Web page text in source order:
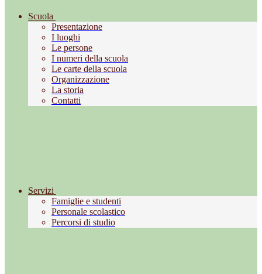
Scuola
Presentazione
I luoghi
Le persone
I numeri della scuola
Le carte della scuola
Organizzazione
La storia
Contatti
Servizi
Famiglie e studenti
Personale scolastico
Percorsi di studio